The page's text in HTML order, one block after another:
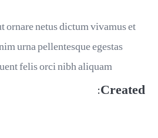
ornare netus dictum vivamus et
urna pellentesque egestas
felis orci nibh aliquam.
Created: